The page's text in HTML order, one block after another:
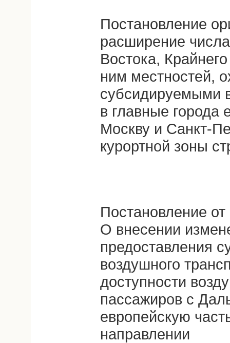
Постановление
расширение
Востока,
ним местностей,
субсидируемыми
в главные города
Москву и Санкт-
курортной зоны
Постановление
О внесении
предоставления
воздушного
доступности
пассажиров с
европейскую
направлении